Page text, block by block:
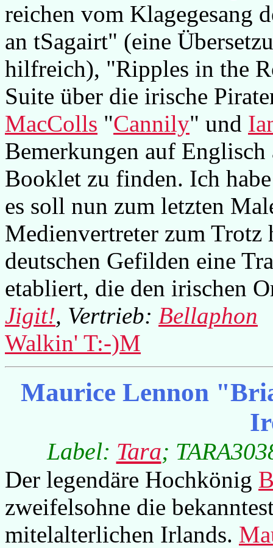
reichen vom Klagegesang
an tSagairt" (eine
hilfreich), "Ripples in the
Suite über die irische
MacColls "Cannily" und
Bemerkungen auf
Booklet zu finden. Ich
es soll nun zum letzten
Medienvertreter zum
deutschen Gefilden eine
etabliert, die den irischen
Jigit!, Vertrieb: Bellaphon
Walkin' T:-)M
Maurice Lennon
Label: Tara;
Der legendäre Hochkönig
zweifelsohne die
mitelalterlichen Irlands.